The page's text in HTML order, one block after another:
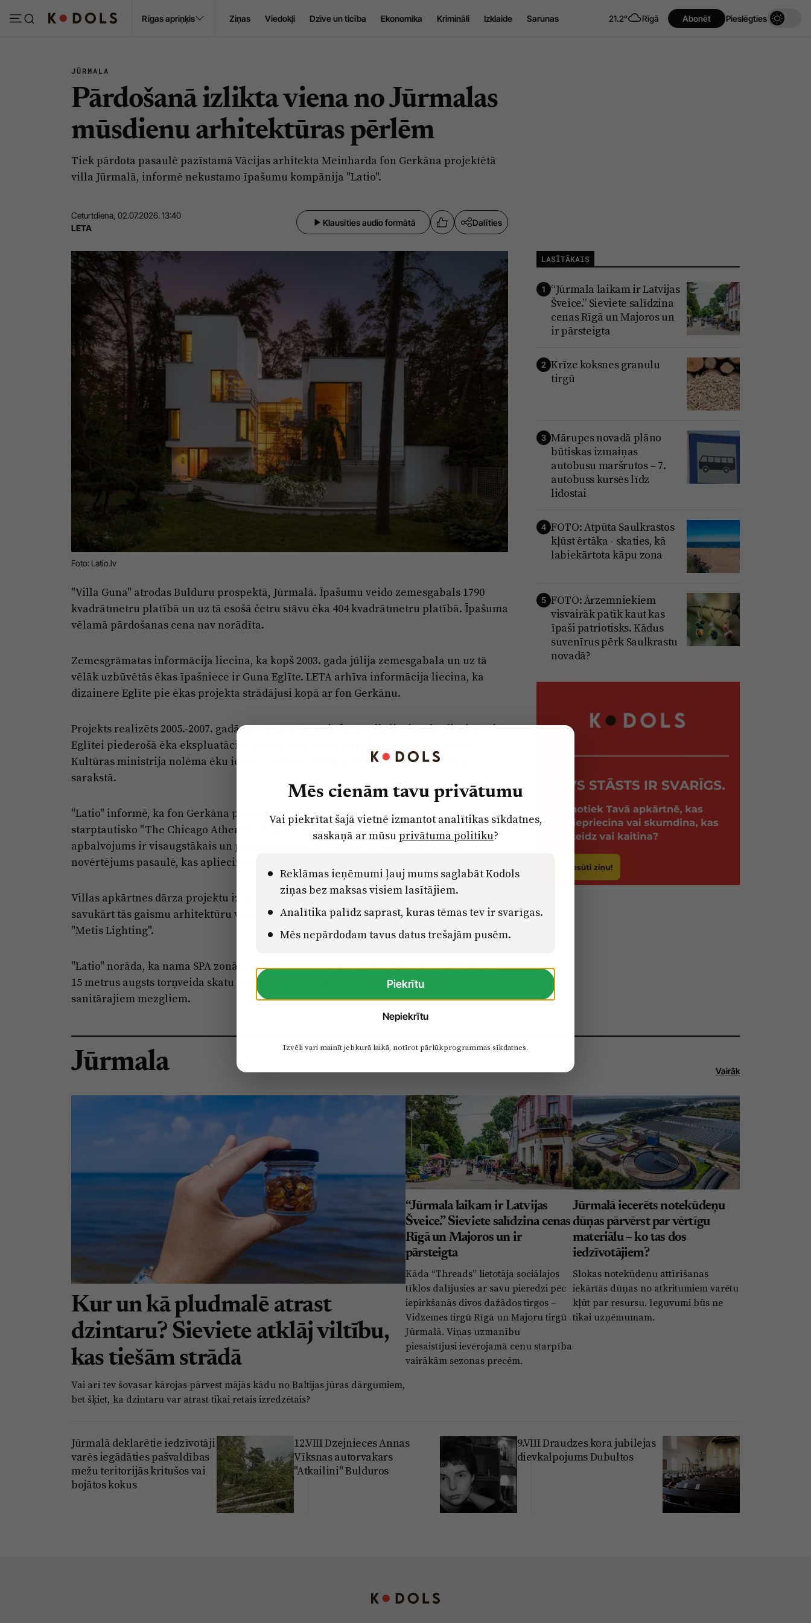
Rīgas apriņķis Ziņas Viedokļi Dzīve un ticība Ekonomika Krimināli Izklaide Sarunas 21.2° Rīgā Abonēt Pieslēgties
JŪRMALA
Pārdošanā izlikta viena no Jūrmalas
mūsdienu arhitektūras pērlēm
Tiek pārdota pasaulē pazīstamā Vācijas arhitekta Meinharda fon Gerkāna projektētā
villa Jūrmalā, informē nekustamo īpašumu kompānija "Latio".
Ceturtdiena, 02.07.2026. 13:40
LETA
Klausīties audio formātā Dalīties
Foto: Latio.lv
"Villa Guna" atrodas Bulduru prospektā, Jūrmalā. Īpašumu veido zemesgabals 1790
kvadrātmetru platībā un uz tā esošā četru stāvu ēka 404 kvadrātmetru platībā. Īpašuma
vēlamā pārdošanas cena nav norādīta.
Zemesgrāmatas informācija liecina, ka kopš 2003. gada jūlija zemesgabala un uz tā
vēlāk uzbūvētās ēkas īpašniece ir Guna Eglīte. LETA arhīva informācija liecina, ka
dizainere Eglīte pie ēkas projekta strādājusi kopā ar fon Gerkānu.
Projekts realizēts 2005.-2007. gadā. Zemesgrāmatas informācija liecina, ka dizainerei
Eglītei piederošā ēka ekspluatācijā nodota 2011. gadā. Savukārt 2023. gada jūnijā
Kultūras ministrija nolēma ēku iekļaut valsts aizsargājamo kultūras pieminekļu
sarakstā.
"Latio" informē, ka fon Gerkāna projektētā rezidence uzreiz pēc uzbūvēšanas saņēma
starptautisko "The Chicago Athenaeum" arhitektūras godalgu. "Latio" skaidro, ka šis
apbalvojums ir visaugstākais un prestižākais izcilu celtņu un moderna dizaina
novērtējums pasaulē, kas apliecina ēkas globālo nozīmību.
Villas apkārtnes dārza projektu izstrādājis Itālijas ainavu arhitekts Marko Bejs,
savukārt tās gaismu arhitektūru veidojuši gaismas dizaineri no Itālijas kompānijas
"Metis Lighting".
"Latio" norāda, ka nama SPA zonā atrodas slēgtais baseins, ēkai ir jumta terase, kā arī
15 metrus augsts torņveida skatu laukums. Rezidencē ir trīs guļamistabas ar pieciem
sanitārajiem mezgliem.
LASĪTĀKAIS
1 “Jūrmala laikam ir Latvijas
Šveice.” Sieviete salīdzina
cenas Rīgā un Majoros un
ir pārsteigta
2 Krīze koksnes granulu
tirgū
3 Mārupes novadā plāno
būtiskas izmaiņas
autobusu maršrutos – 7.
autobuss kursēs līdz
lidostai
4 FOTO: Atpūta Saulkrastos
kļūst ērtāka - skaties, kā
labiekārtota kāpu zona
5 FOTO: Ārzemniekiem
visvairāk patīk kaut kas
īpaši patriotisks. Kādus
suvenīrus pērk Saulkrastu
novadā?
Jūrmala Vairāk
Kur un kā pludmalē atrast
dzintaru? Sieviete atklāj viltību,
kas tiešām strādā
Vai arī tev šovasar kārojas pārvest mājās kādu no Baltijas jūras dārgumiem,
bet šķiet, ka dzintaru var atrast tikai retais izredzētais?
“Jūrmala laikam ir Latvijas
Šveice.” Sieviete salīdzina cenas
Rīgā un Majoros un ir
pārsteigta
Kāda “Threads” lietotāja sociālajos
tīklos dalījusies ar savu pieredzi pēc
iepirkšanās divos dažādos tirgos –
Vidzemes tirgū Rīgā un Majoru tirgū
Jūrmalā. Viņas uzmanību
piesaistījusi ievērojamā cenu starpība
vairākām sezonas precēm.
Jūrmalā iecerēts notekūdeņu
dūņas pārvērst par vērtīgu
materiālu – ko tas dos
iedzīvotājiem?
Slokas notekūdeņu attīrīšanas
iekārtās dūņas no atkritumiem varētu
kļūt par resursu. Ieguvumi būs ne
tikai uzņēmumam.
Jūrmalā deklarētie iedzīvotāji
varēs iegādāties pašvaldības
mežu teritorijās kritušos vai
bojātos kokus
12.VIII Dzejnieces Annas
Vīksnas autorvakars
"Atkailini" Bulduros
9.VIII Draudzes kora jubilejas
dievkalpojums Dubultos
Mēs cienām tavu privātumu
Vai piekrītat šajā vietnē izmantot analītikas sīkdatnes,
saskaņā ar mūsuprivātuma politiku?
Reklāmas ieņēmumi ļauj mums saglabāt Kodols
ziņas bez maksas visiem lasītājiem.
Analītika palīdz saprast, kuras tēmas tev ir svarīgas.
Mēs nepārdodam tavus datus trešajām pusēm.
Piekrītu
Nepiekrītu
Izvēli vari mainīt jebkurā laikā, notīrot pārlūkprogrammas sīkdatnes.